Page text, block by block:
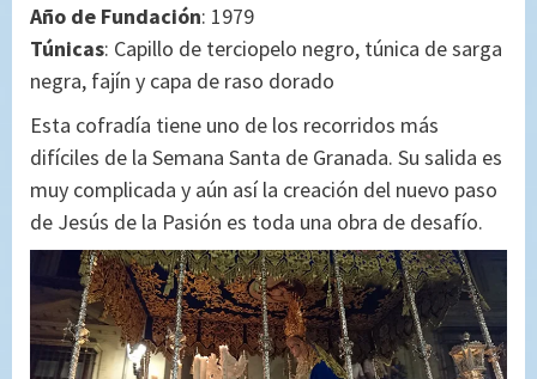
Año de Fundación: 1979
Túnicas: Capillo de terciopelo negro, túnica de sarga
negra, fajín y capa de raso dorado
Esta cofradía tiene uno de los recorridos más
difíciles de la Semana Santa de Granada. Su salida es
muy complicada y aún así la creación del nuevo paso
de Jesús de la Pasión es toda una obra de desafío.